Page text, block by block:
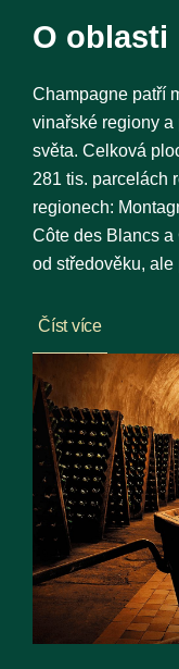
O oblasti
Champagne patří
vinařské regiony
světa. Celková
281 tis. parcelách
regionech:
Côte des Blancs a
od středověku,
Číst více